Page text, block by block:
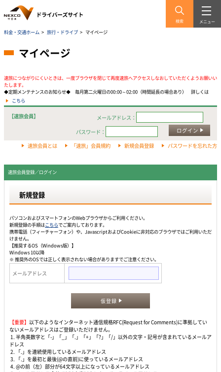
検索 メニュー
料金・交通ホーム > 旅行・ドライブ > マイページ
マイページ
速旅につながりにくいときは、一度ブラウザを閉じて再度速旅へアクセスしなおしていただくようお願いい
たします。
◆定期メンテナンスのお知らせ◆ 毎月第二火曜日の00:00～02:00（時間延長の場合あり） 詳しくは
こちら
【速旅会員】
メールアドレス：
パスワード：
ログイン
速旅会員とは 「速旅」会員規約 新規会員登録 パスワードを忘れた方
速旅会員登録／ログイン
新規登録
パソコンおよびスマートフォンのWebプラウザからご利用ください。
新規登録の手順はこちらでご案内しております。
携帯電話（フィーチャーフォン）や、JavascriptおよびCookieに非対応のブラウザではご利用いただ
けません。
【推奨するOS（Windows版）】
Windows 10以降
※ 推奨外のOSでは正しく表示されない場合がありますでご注意ください。
メールアドレス
仮登録
【重要】 以下のようなインターネット通信規格RFC(Request for Comments)に準拠してい
ないメールアドレスはご登録いただけません。
1. 半角英数字と「-」「_」「.」「+」「?」「/」以外の文字・記号が含まれているメールア
ドレス
2. 「.」を連続使用しているメールアドレス
3. 「.」を最初と最後(@の直前)に使っているメールアドレス
4. @の前（左）部分が64文字以上になっているメールアドレス